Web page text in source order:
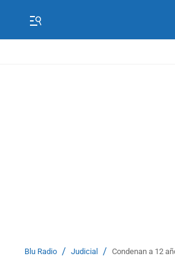
Blu Radio / Judicial / Condenan a 12